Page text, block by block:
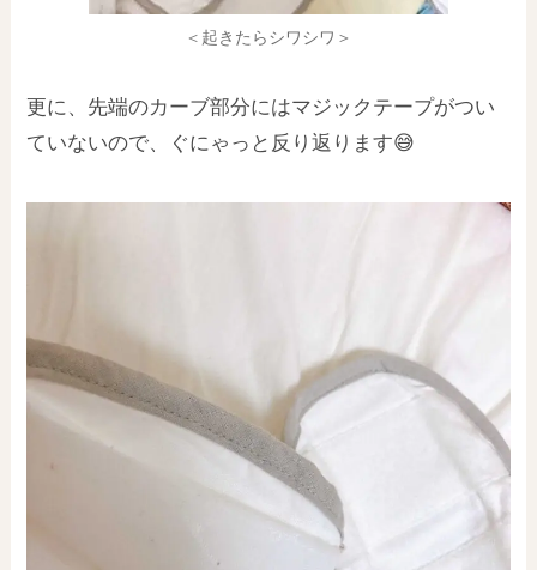
＜起きたらシワシワ＞
更に、先端のカーブ部分にはマジックテープがつい
ていないので、ぐにゃっと反り返ります😅